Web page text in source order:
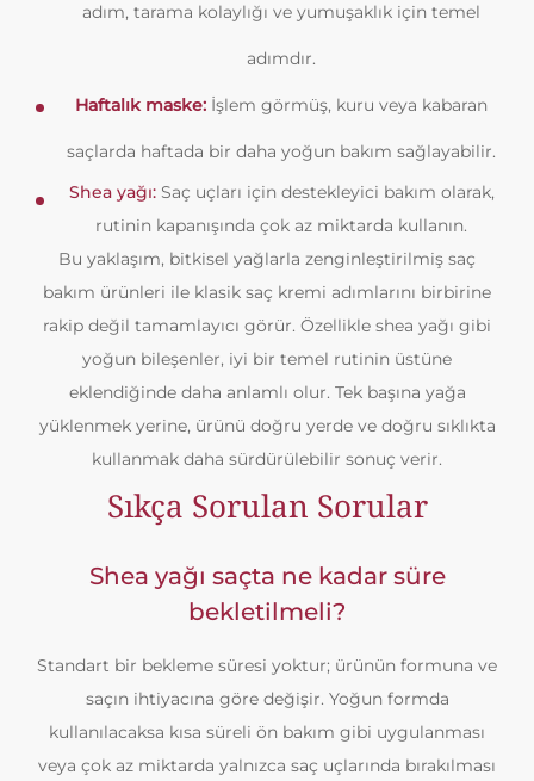
adım, tarama kolaylığı ve yumuşaklık için temel
adımdır.
Haftalık maske: İşlem görmüş, kuru veya kabaran
saçlarda haftada bir daha yoğun bakım sağlayabilir.
Shea yağı:Saç uçları için destekleyici bakım olarak,
rutinin kapanışında çok az miktarda kullanın.
Bu yaklaşım, bitkisel yağlarla zenginleştirilmiş saç
bakım ürünleri ile klasik saç kremi adımlarını birbirine
rakip değil tamamlayıcı görür. Özellikle shea yağı gibi
yoğun bileşenler, iyi bir temel rutinin üstüne
eklendiğinde daha anlamlı olur. Tek başına yağa
yüklenmek yerine, ürünü doğru yerde ve doğru sıklıkta
kullanmak daha sürdürülebilir sonuç verir.
Sıkça Sorulan Sorular
Shea yağı saçta ne kadar süre
bekletilmeli?
Standart bir bekleme süresi yoktur; ürünün formuna ve
saçın ihtiyacına göre değişir. Yoğun formda
kullanılacaksa kısa süreli ön bakım gibi uygulanması
veya çok az miktarda yalnızca saç uçlarında bırakılması